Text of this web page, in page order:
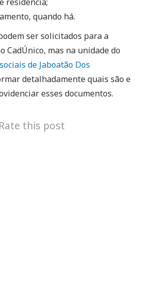
quando há.
ser solicitados para a
CadÚnico, mas na unidade do
de Jaboatão Dos
detalhadamente quais são e
esses documentos.
Rate this post